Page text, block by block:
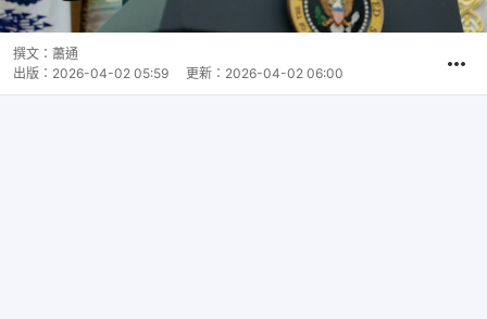
撰文： 蕭通
出版： 2026-04-02 05:59 更新： 2026-04-02 06:00